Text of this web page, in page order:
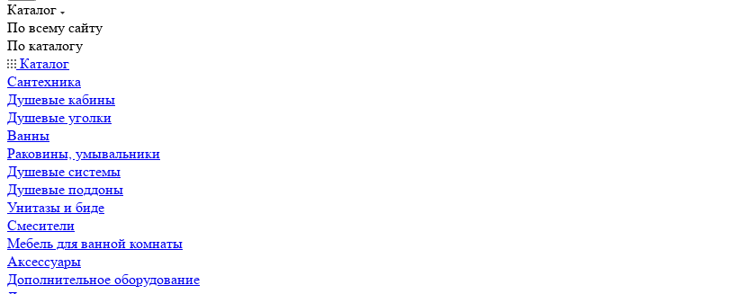
Каталог
По всему сайту
По каталогу
Каталог
Сантехника
Душевые кабины
Душевые уголки
Ванны
Раковины, умывальники
Душевые системы
Душевые поддоны
Унитазы и биде
Смесители
Мебель для ванной комнаты
Аксессуары
Дополнительное оборудование